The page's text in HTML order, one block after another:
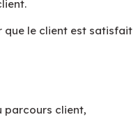
que le client est satisfait
parcours client,